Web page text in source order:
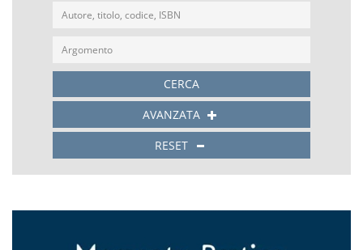
CERCA
AVANZATA
RESET